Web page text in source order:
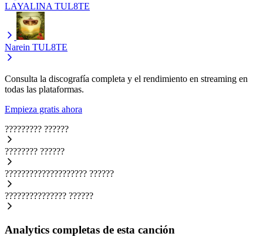
LAYALINA TUL8TE
Narein TUL8TE
Consulta la discografía completa y el rendimiento en streaming en
todas las plataformas.
Empieza gratis ahora
????????? ??????
???????? ??????
???????????????????? ??????
??????????????? ??????
Analytics completas de esta canción